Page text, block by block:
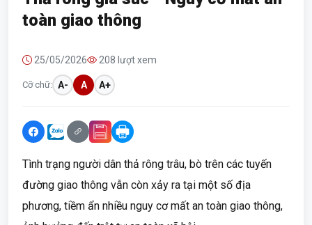
toàn giao thông
25/05/2026 208 lượt xem
Cỡ chữ: A- A A+
Tình trạng người dân thả rông trâu, bò trên các tuyến
đường giao thông vẫn còn xảy ra tại một số địa
phương, tiềm ẩn nhiều nguy cơ mất an toàn giao thông,